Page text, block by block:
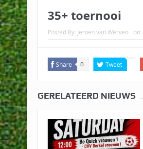
35+ toernooi
Posted By: Jeroen van Werven on:
Share 0 Tweet
GERELATEERD NIEUWS